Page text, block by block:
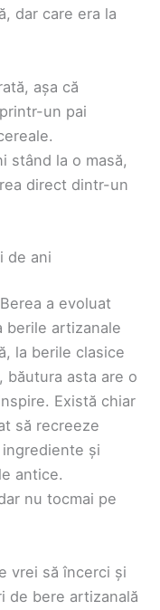
dar care era la
așa că
un pai
stând la o masă,
direct dintr-un
de ani
a evoluat
berile artizanale
la berile clasice
băutura asta are o
Există chiar
să recreeze
și
antice.
nu tocmai pe
vrei să încerci și
de bere artizanală